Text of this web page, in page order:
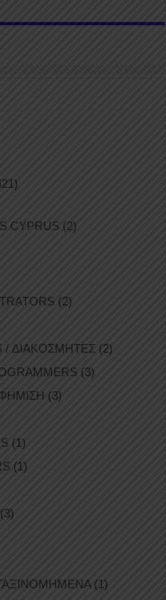
CYPRUS (2)
(2)
/ ΔΙΑΚΟΣΜΗΤΕΣ (2)
(3)
(3)
(1)
(1)
(1)